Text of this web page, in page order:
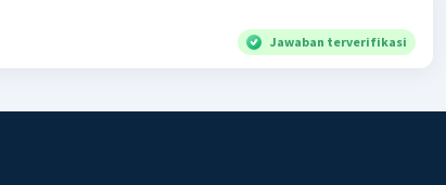
Jawaban terverifikasi